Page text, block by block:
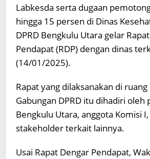
Labkesda serta dugaan
hingga 15 persen di Dinas
DPRD Bengkulu Utara gelar
Pendapat (RDP) dengan dinas
(14/01/2025).
Rapat yang dilaksanakan di ruang
Gabungan DPRD itu dihadiri oleh
Bengkulu Utara, anggota Komisi
stakeholder terkait lainnya.
Usai Rapat Dengar Pendapat,